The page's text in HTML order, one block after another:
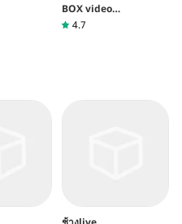
BOX video
downloader
4.7